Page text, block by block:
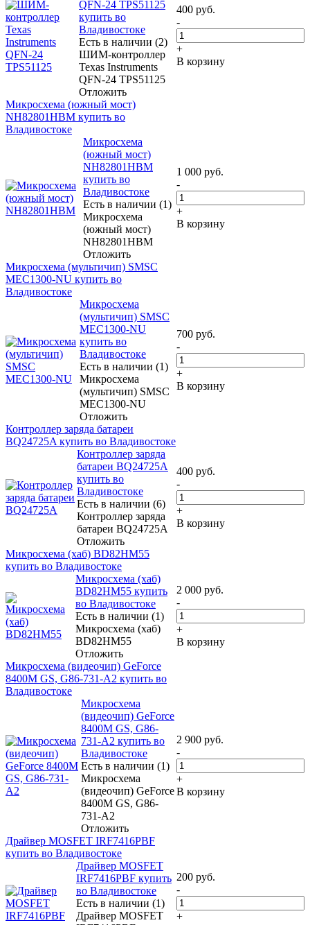
QFN-24 TPS51125
купить во
Владивостоке
Есть в наличии (2)
ШИМ-контроллер
Texas Instruments
QFN-24 TPS51125
Отложить
400 руб.
-
+
В корзину
Микросхема (южный мост)
NH82801HBM купить во
Владивостоке
Микросхема
(южный мост)
NH82801HBM
купить во
Владивостоке
Есть в наличии (1)
Микросхема
(южный мост)
NH82801HBM
Отложить
1 000 руб.
-
+
В корзину
Микросхема (мультичип) SMSC
MEC1300-NU купить во
Владивостоке
Микросхема
(мультичип) SMSC
MEC1300-NU
купить во
Владивостоке
Есть в наличии (1)
Микросхема
(мультичип) SMSC
MEC1300-NU
Отложить
700 руб.
-
+
В корзину
Контроллер заряда батареи
BQ24725A купить во Владивостоке
Контроллер заряда
батареи BQ24725A
купить во
Владивостоке
Есть в наличии (6)
Контроллер заряда
батареи BQ24725A
Отложить
400 руб.
-
+
В корзину
Микросхема (хаб) BD82HM55
купить во Владивостоке
Микросхема (хаб)
BD82HM55 купить
во Владивостоке
Есть в наличии (1)
Микросхема (хаб)
BD82HM55
Отложить
2 000 руб.
-
+
В корзину
Микросхема (видеочип) GeForce
8400M GS, G86-731-A2 купить во
Владивостоке
Микросхема
(видеочип) GeForce
8400M GS, G86-
731-A2 купить во
Владивостоке
Есть в наличии (1)
Микросхема
(видеочип) GeForce
8400M GS, G86-
731-A2
Отложить
2 900 руб.
-
+
В корзину
Драйвер MOSFET IRF7416PBF
купить во Владивостоке
Драйвер MOSFET
IRF7416PBF купить
во Владивостоке
Есть в наличии (1)
Драйвер MOSFET
200 руб.
-
+